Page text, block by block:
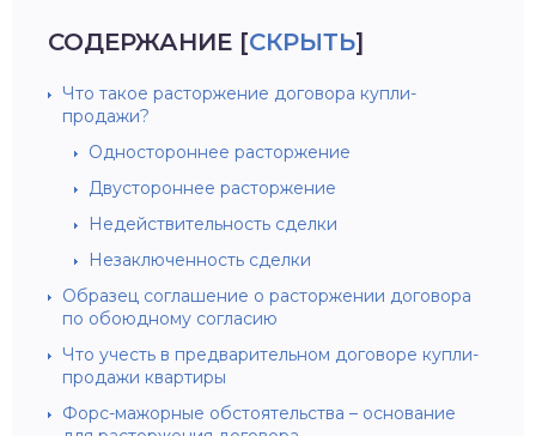
СОДЕРЖАНИЕ [СКРЫТЬ]
Что такое расторжение договора купли-
продажи?
Одностороннее расторжение
Двустороннее расторжение
Недействительность сделки
Незаключенность сделки
Образец соглашение о расторжении договора
по обоюдному согласию
Что учесть в предварительном договоре купли-
продажи квартиры
Форс-мажорные обстоятельства – основание